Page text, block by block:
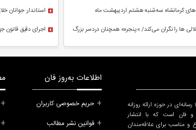
کرمانشاه سه‌شنبه هشتم اردیبهشت ماه
ها را نگران می‌کند/ »پنجره» همچنان دردسر بزرگ
ساختمان ملکی نداریم
استاندار: جوانان
می‌سازند
اجرای دقیق قانون
به‌روز فان از سال ۱۳۹۱ رسانه‌ای در حوزه ارائه روزانه
و فان است که با انتشار
و مناسب برای علاقه‌مندان
اطلاعات به‌روز فان
حریم خصوصی کاربران
قوانین نشر مطالب